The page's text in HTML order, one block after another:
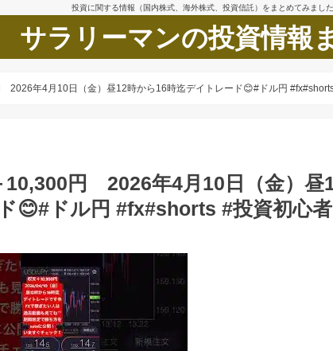
投資に関する情報（国内株式、海外株式、投資信託）をまとめてみました
サラリーマンの投資情報
2026年4月10日（金）昼12時から16時迄デイトレード😊#ドル円
10,300円 2026年4月10日（金）昼
😊#ドル円 #fx#shorts #投資初心者